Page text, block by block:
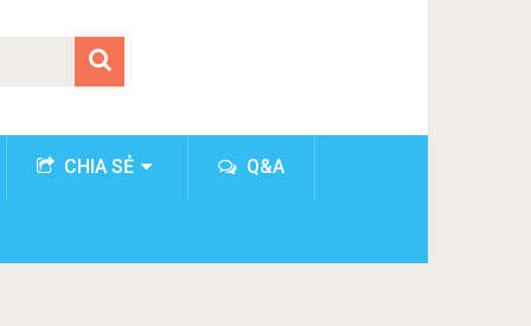
CHIA SẺ Q&A